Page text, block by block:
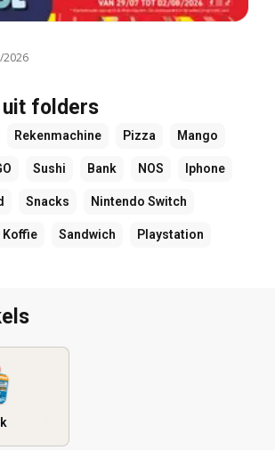
2026
uit folders
Rekenmachine Pizza Mango
Sushi Bank NOS Iphone
Snacks Nintendo Switch
Koffie Sandwich Playstation